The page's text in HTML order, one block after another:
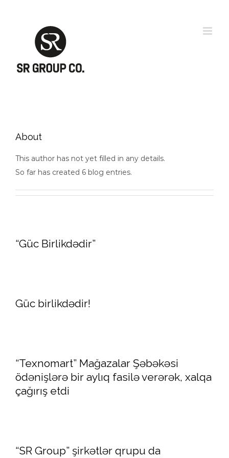
About
This author has not yet filled in any details.
So far has created 6 blog entries.
“Güc Birlikdədir”
Güc birlikdədir!
“Texnomart” Mağazalar Şəbəkəsi
ödənişlərə bir aylıq fasilə verərək, xalqa
çağırış etdi
“SR Group” şirkətlər qrupu da